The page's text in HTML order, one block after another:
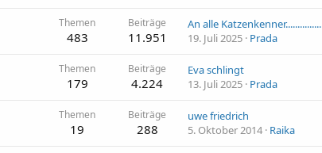
Themen
483
Beiträge
11.951
An alle Katzenkenner...............
19. Juli 2025 Prada
Themen
179
Beiträge
4.224
Eva schlingt
13. Juli 2025 Prada
Themen
19
Beiträge
288
uwe friedrich
5. Oktober 2014 Raika